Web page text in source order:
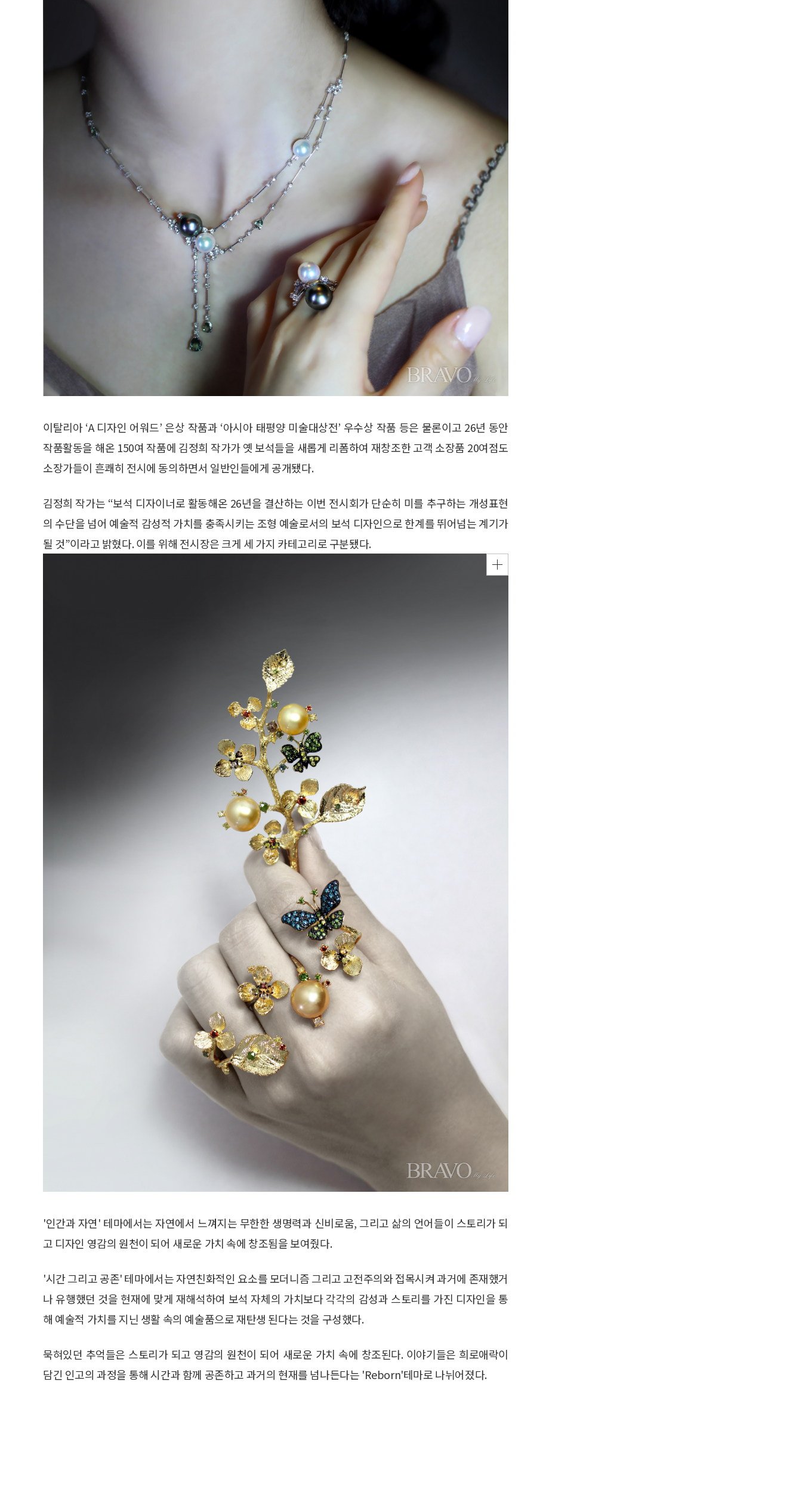
이탈리아 ‘A 디자인 어워드’ 은상 작품과 ‘아시아 태평양 미술대상전’ 우수상 작품 등은 물론이고 26년 동안
작품활동을 해온 150여 작품에 김정희 작가가 옛 보석들을 새롭게 리폼하여 재창조한 고객 소장품 20여점도
소장가들이 흔쾌히 전시에 동의하면서 일반인들에게 공개됐다.
김정희 작가는 “보석 디자이너로 활동해온 26년을 결산하는 이번 전시회가 단순히 미를 추구하는 개성표현
의 수단을 넘어 예술적 감성적 가치를 충족시키는 조형 예술로서의 보석 디자인으로 한계를 뛰어넘는 계기가
될 것”이라고 밝혔다. 이를 위해 전시장은 크게 세 가지 카테고리로 구분됐다.
'인간과 자연' 테마에서는 자연에서 느껴지는 무한한 생명력과 신비로움, 그리고 삶의 언어들이 스토리가 되
고 디자인 영감의 원천이 되어 새로운 가치 속에 창조됨을 보여줬다.
'시간 그리고 공존' 테마에서는 자연친화적인 요소를 모더니즘 그리고 고전주의와 접목시켜 과거에 존재했거
나 유행했던 것을 현재에 맞게 재해석하여 보석 자체의 가치보다 각각의 감성과 스토리를 가진 디자인을 통
해 예술적 가치를 지닌 생활 속의 예술품으로 재탄생 된다는 것을 구성했다.
묵혀있던 추억들은 스토리가 되고 영감의 원천이 되어 새로운 가치 속에 창조된다. 이야기들은 희로애락이
담긴 인고의 과정을 통해 시간과 함께 공존하고 과거의 현재를 넘나든다는 'Reborn'테마로 나뉘어졌다.